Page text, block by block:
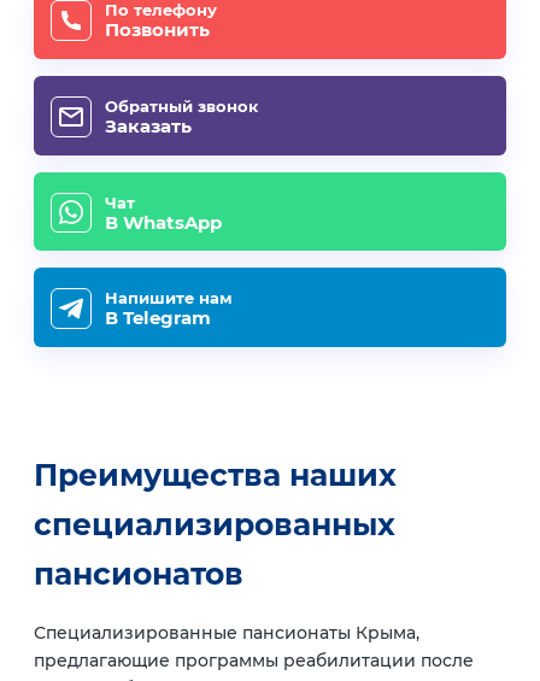
По телефону
Позвонить
Обратный звонок
Заказать
Чат
В WhatsApp
Напишите нам
В Telegram
Преимущества наших
специализированных
пансионатов
Специализированные пансионаты Крыма,
предлагающие программы реабилитации после